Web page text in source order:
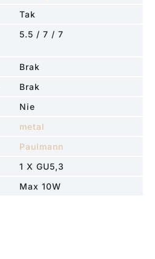
Tak
5.5 / 7 / 7
Brak
Brak
Nie
metal
Paulmann
1 X GU5,3
Max 10W